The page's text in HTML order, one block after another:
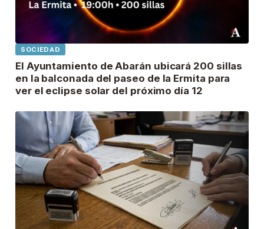
SOCIEDAD
El Ayuntamiento de Abarán ubicará 200 sillas
en la balconada del paseo de la Ermita para
ver el eclipse solar del próximo día 12